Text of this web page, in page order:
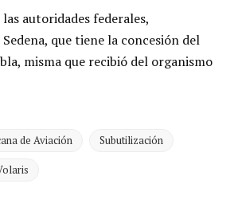
autoridades federales,
que tiene la concesión del
misma que recibió del organismo
de Aviación Subutilización